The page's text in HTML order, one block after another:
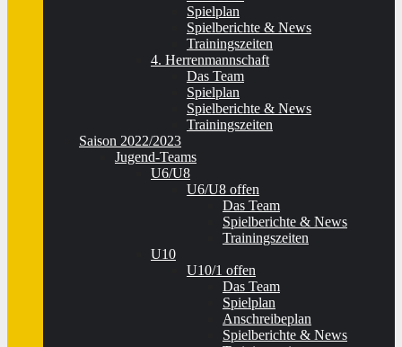
Spielplan
Spielberichte & News
Trainingszeiten
4. Herrenmannschaft
Das Team
Spielplan
Spielberichte & News
Trainingszeiten
Saison 2022/2023
Jugend-Teams
U6/U8
U6/U8 offen
Das Team
Spielberichte & News
Trainingszeiten
U10
U10/1 offen
Das Team
Spielplan
Anschreibeplan
Spielberichte & News